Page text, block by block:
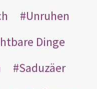
Unruhen
Dinge
Saduzäer